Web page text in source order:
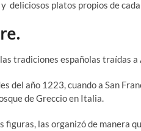
deliciosos platos propios de
tradiciones españolas traídas
del año 1223, cuando a San
de Greccio en Italia.
figuras, las organizó de manera